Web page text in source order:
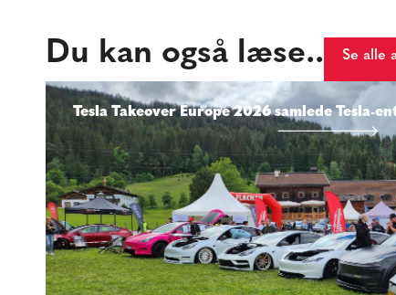
Du kan også læse.. Se alle
Tesla Takeover Europe 2026 samlede Tesla-